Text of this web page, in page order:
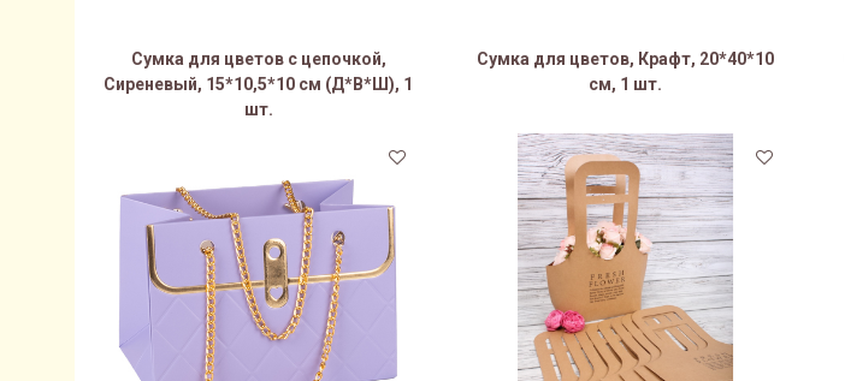
Сумка для цветов с цепочкой,
Сиреневый, 15*10,5*10 см (Д*В*Ш), 1
шт.
Сумка для цветов, Крафт, 20*40*10
см, 1 шт.